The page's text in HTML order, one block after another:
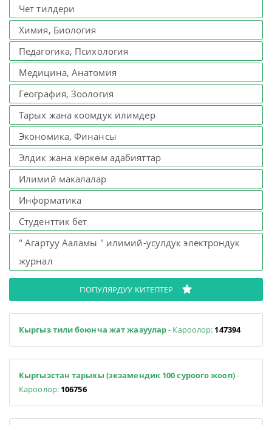
Чет тилдери
Химия, Биология
Педагогика, Психология
Медицина, Анатомия
География, Зоология
Тарых жана коомдук илимдер
Экономика, Финансы
Элдик жана көркөм адабияттар
Илимий макалалар
Информатика
Студенттик бет
" Агартуу Ааламы " илимий-усулдук электрондук
журнал
ПОПУЛЯРДУУ КИТЕПТЕР
Кыргыз тили боюнча жат жазуулар- Кароолор: 147394
Кыргызстан тарыхы (экзамендик 100 суроого жооп)-
Кароолор: 106756